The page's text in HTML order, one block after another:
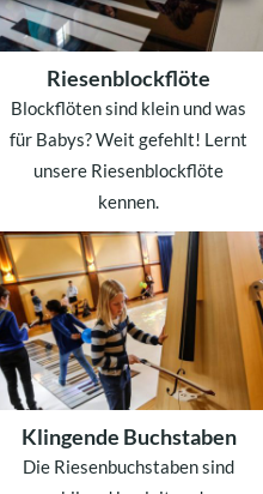
Riesenblockflöte
Blockflöten sind klein und was
für Babys? Weit gefehlt! Lernt
unsere Riesenblockflöte
kennen.
WEITERLESEN
Klingende Buchstaben
Die Riesenbuchstaben sind